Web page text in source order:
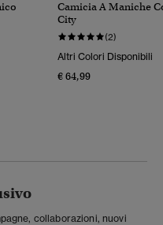
Camicia A Maniche
City
(2)
Altri Colori Disponibili
€ 64,99
collaborazioni, nuovi